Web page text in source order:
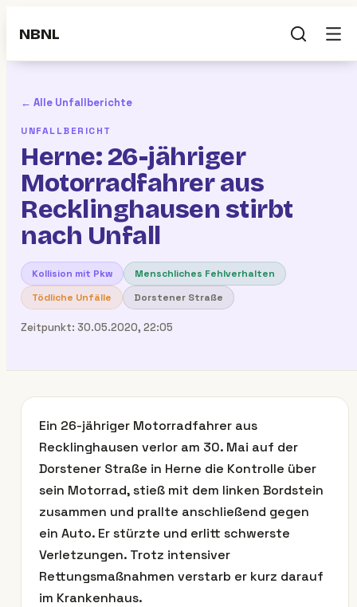
NBNL
← Alle Unfallberichte
UNFALLBERICHT
Herne: 26-jähriger
Motorradfahrer aus
Recklinghausen stirbt
nach Unfall
Kollision mit Pkw
Menschliches Fehlverhalten
Tödliche Unfälle
Dorstener Straße
Zeitpunkt: 30.05.2020, 22:05
Ein 26-jähriger Motorradfahrer aus
Recklinghausen verlor am 30. Mai auf der
Dorstener Straße in Herne die Kontrolle über
sein Motorrad, stieß mit dem linken Bordstein
zusammen und prallte anschließend gegen
ein Auto. Er stürzte und erlitt schwerste
Verletzungen. Trotz intensiver
Rettungsmaßnahmen verstarb er kurz darauf
im Krankenhaus.